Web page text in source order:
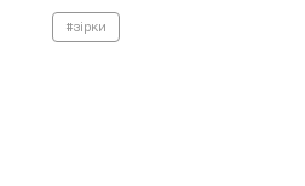
#зірки